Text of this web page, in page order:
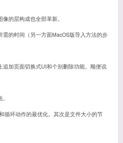
的层构成也全部革新。
需的时间（另一方面MacOS版导入方法的步
追加页面切换式UI和个别删除功能。顺便说
循环动作的最优化。其次是文件大小的节